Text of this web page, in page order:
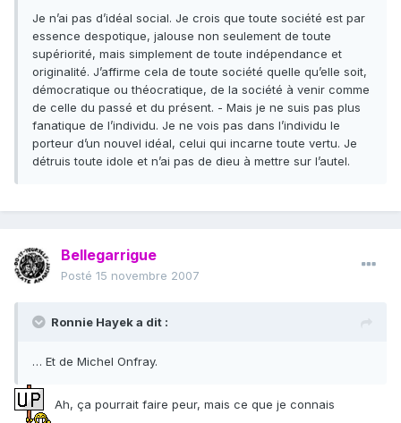
Je n’ai pas d’idéal social. Je crois que toute société est par
essence despotique, jalouse non seulement de toute
supériorité, mais simplement de toute indépendance et
originalité. J’affirme cela de toute société quelle qu’elle soit,
démocratique ou théocratique, de la société à venir comme
de celle du passé et du présent. - Mais je ne suis pas plus
fanatique de l’individu. Je ne vois pas dans l’individu le
porteur d’un nouvel idéal, celui qui incarne toute vertu. Je
détruis toute idole et n’ai pas de dieu à mettre sur l’autel.
Bellegarrigue
Posté 15 novembre 2007
Ronnie Hayek a dit :
… Et de Michel Onfray.
Ah, ça pourrait faire peur, mais ce que je connais